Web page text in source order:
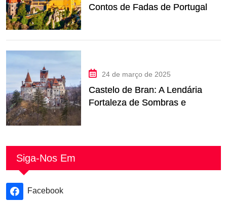
Contos de Fadas de Portugal
24 de março de 2025
Castelo de Bran: A Lendária
Fortaleza de Sombras e
Siga-Nos Em
Facebook